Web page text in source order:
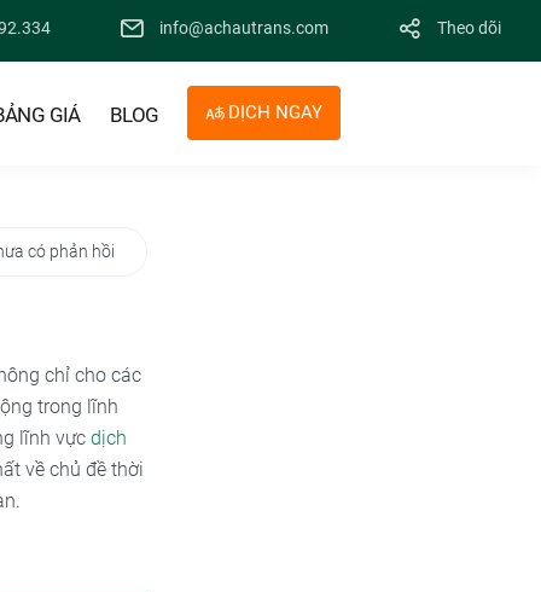
info@achautrans.com Theo dõi
GIÁ BLOG DỊCH NGAY
có phản hồi
chỉ cho các
trong lĩnh
lĩnh vực dịch
về chủ đề thời